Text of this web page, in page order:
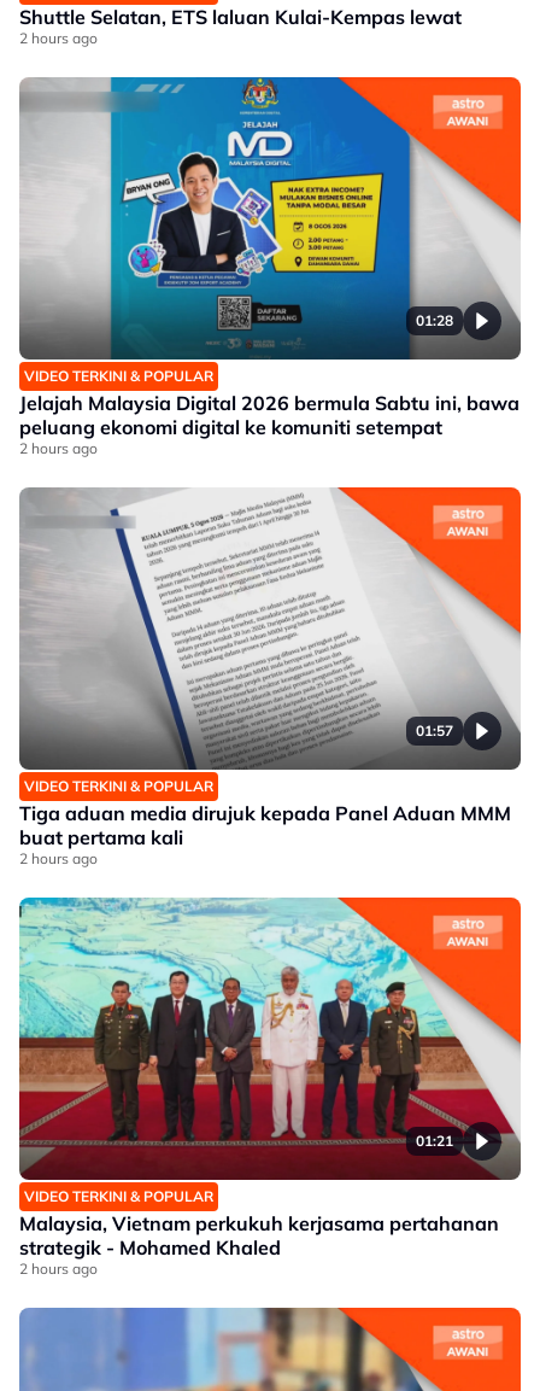
Shuttle Selatan, ETS laluan Kulai-Kempas lewat
2 hours ago
01:28
VIDEO TERKINI & POPULAR
Jelajah Malaysia Digital 2026 bermula Sabtu ini, bawa
peluang ekonomi digital ke komuniti setempat
2 hours ago
01:57
VIDEO TERKINI & POPULAR
Tiga aduan media dirujuk kepada Panel Aduan MMM
buat pertama kali
2 hours ago
01:21
VIDEO TERKINI & POPULAR
Malaysia, Vietnam perkukuh kerjasama pertahanan
strategik - Mohamed Khaled
2 hours ago